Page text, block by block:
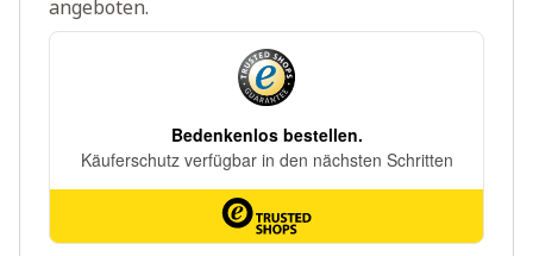
angeboten.